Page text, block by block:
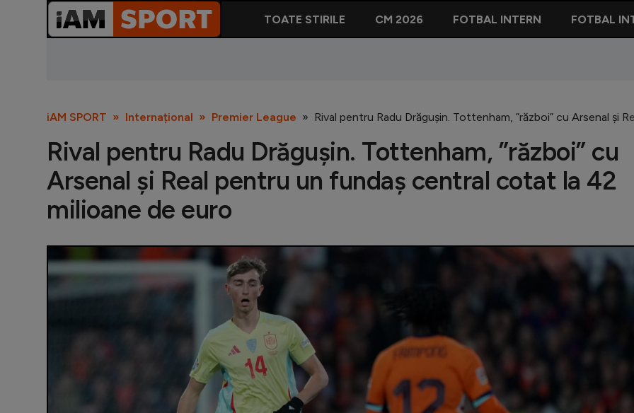
TOATE STIRILE CM 2026 FOTBAL INTERN FOTBAL
iAM SPORT Internațional Premier League Rival pentru Radu Drăgușin. Tottenham, ”război” cu Arsenal și
Rival pentru Radu Drăgușin. Tottenham, ”război” cu
Arsenal și Real pentru un fundaș central cotat la 42
milioane de euro